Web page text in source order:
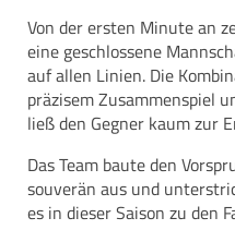
Von der ersten Minute an
eine geschlossene
auf allen Linien. Die
präzisem Zusammenspiel
ließ den Gegner kaum zur
Das Team baute den
souverän aus und
es in dieser Saison zu den